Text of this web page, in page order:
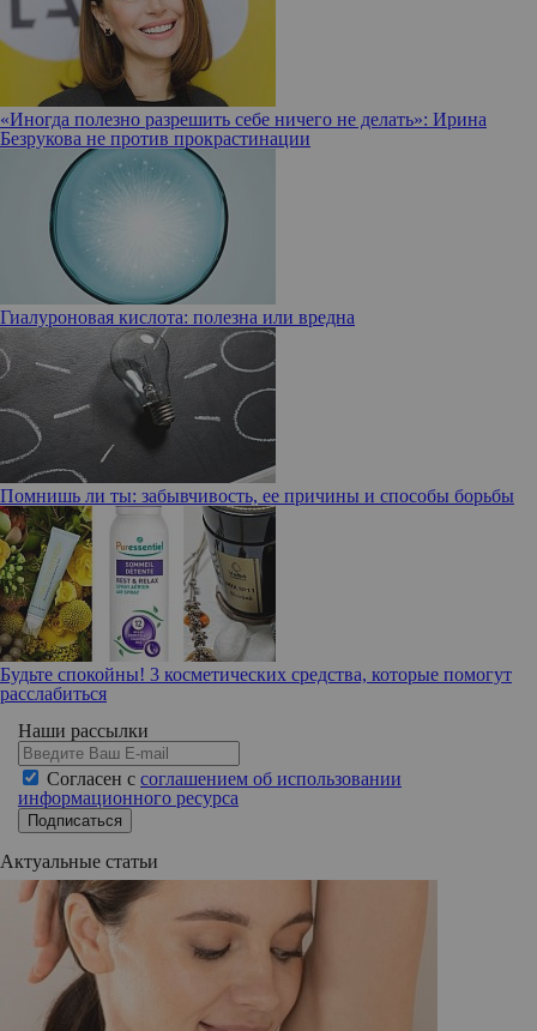
«Иногда полезно разрешить себе ничего не делать»: Ирина
Безрукова не против прокрастинации
Гиалуроновая кислота: полезна или вредна
Помнишь ли ты: забывчивость, ее причины и способы борьбы
Будьте спокойны! 3 косметических средства, которые помогут
расслабиться
Наши рассылки
Согласен с соглашением об использовании
информационного ресурса
Подписаться
Актуальные статьи